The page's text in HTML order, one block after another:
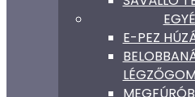
E-PEZ